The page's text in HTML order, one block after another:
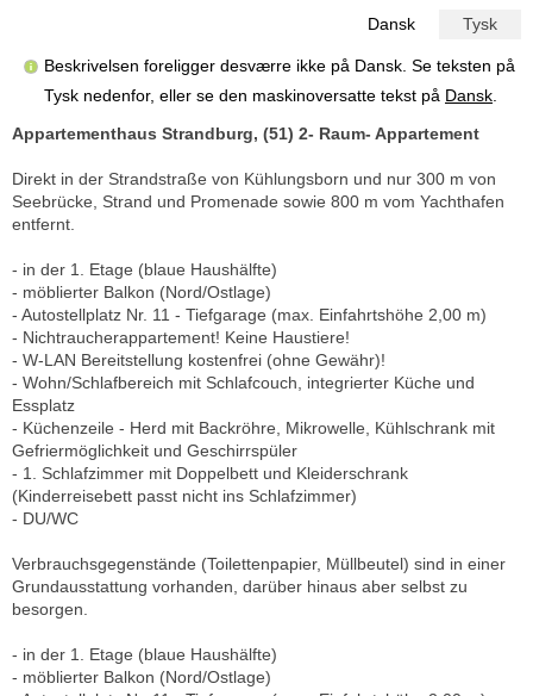
Dansk Tysk
Beskrivelsen foreligger desværre ikke på Dansk. Se teksten på
Tysk nedenfor, eller se den maskinoversatte tekst på Dansk
Appartementhaus Strandburg, (51) 2- Raum- Appartement
Direkt in der Strandstraße von Kühlungsborn und nur 300 m von
Seebrücke, Strand und Promenade sowie 800 m vom Yachthafen
entfernt.
- in der 1. Etage (blaue Haushälfte)
- möblierter Balkon (Nord/Ostlage)
- Autostellplatz Nr. 11 - Tiefgarage (max. Einfahrtshöhe 2,00 m)
- Nichtraucherappartement! Keine Haustiere!
- W-LAN Bereitstellung kostenfrei (ohne Gewähr)!
- Wohn/Schlafbereich mit Schlafcouch, integrierter Küche und
Essplatz
- Küchenzeile - Herd mit Backröhre, Mikrowelle, Kühlschrank mit
Gefriermöglichkeit und Geschirrspüler
- 1. Schlafzimmer mit Doppelbett und Kleiderschrank
(Kinderreisebett passt nicht ins Schlafzimmer)
- DU/WC
Verbrauchsgegenstände (Toilettenpapier, Müllbeutel) sind in einer
Grundausstattung vorhanden, darüber hinaus aber selbst zu
besorgen.
- in der 1. Etage (blaue Haushälfte)
- möblierter Balkon (Nord/Ostlage)